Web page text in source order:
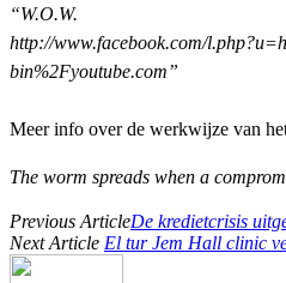
“W.O.W.
http://www.facebook.com/
bin%2Fyoutube.com”
Meer info over de werkwijze van
The worm spreads when a
Previous ArticleDe kredietcrisis
Next Article El tur Jem Hall clinic